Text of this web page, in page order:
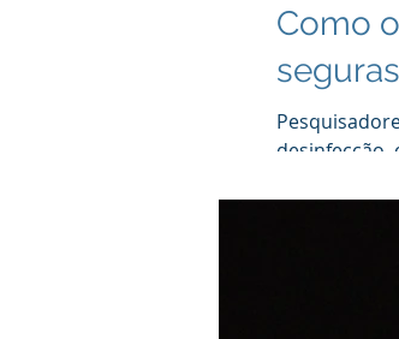
Como
seguras
desinfecção,